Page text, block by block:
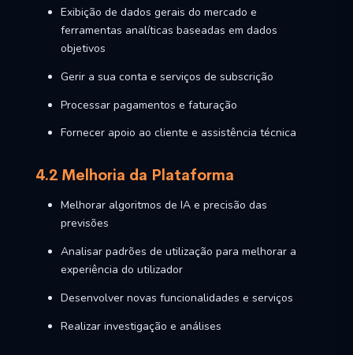
Exibição de dados gerais do mercado e
ferramentas analíticas baseadas em dados
objetivos
Gerir a sua conta e serviços de subscrição
Processar pagamentos e faturação
Fornecer apoio ao cliente e assistência técnica
4.2 Melhoria da Plataforma
Melhorar algoritmos de IA e precisão das
previsões
Analisar padrões de utilização para melhorar a
experiência do utilizador
Desenvolver novas funcionalidades e serviços
Realizar investigação e análises